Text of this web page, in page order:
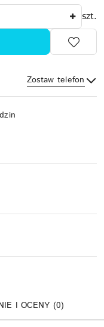
szt.
Zostaw telefon
I OCENY (0)